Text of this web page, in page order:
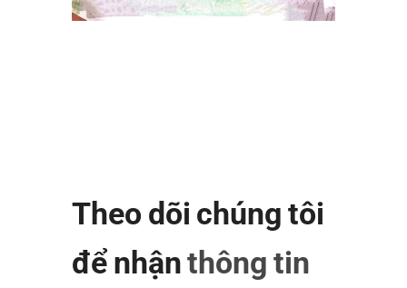
Theo dõi chúng tôi
để nhậnthông tin